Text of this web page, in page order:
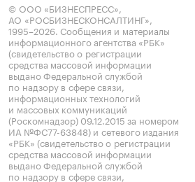
© ООО «БИЗНЕСПРЕСС»,
АО «РОСБИЗНЕСКОНСАЛТИНГ»,
1995–2026. Сообщения и материалы
информационного агентства «РБК»
(свидетельство о регистрации
средства массовой информации
выдано Федеральной службой
по надзору в сфере связи,
информационных технологий
и массовых коммуникаций
(Роскомнадзор) 09.12.2015 за номером
ИА №ФС77-63848) и сетевого издания
«РБК» (свидетельство о регистрации
средства массовой информации
выдано Федеральной службой
по надзору в сфере связи,